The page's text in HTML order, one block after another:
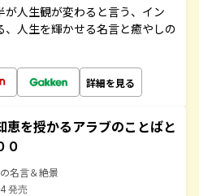
人生観が変わると言う、イン
、人生を輝かせる名言と癒やしの
詳細を見る
恵を授かるアラブのことばと
０
名言＆絶景
発売